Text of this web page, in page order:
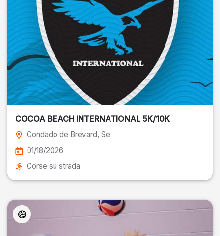
COCOA BEACH INTERNATIONAL 5K/10K
Condado de Brevard, Se
01/18/2026
Corse su strada